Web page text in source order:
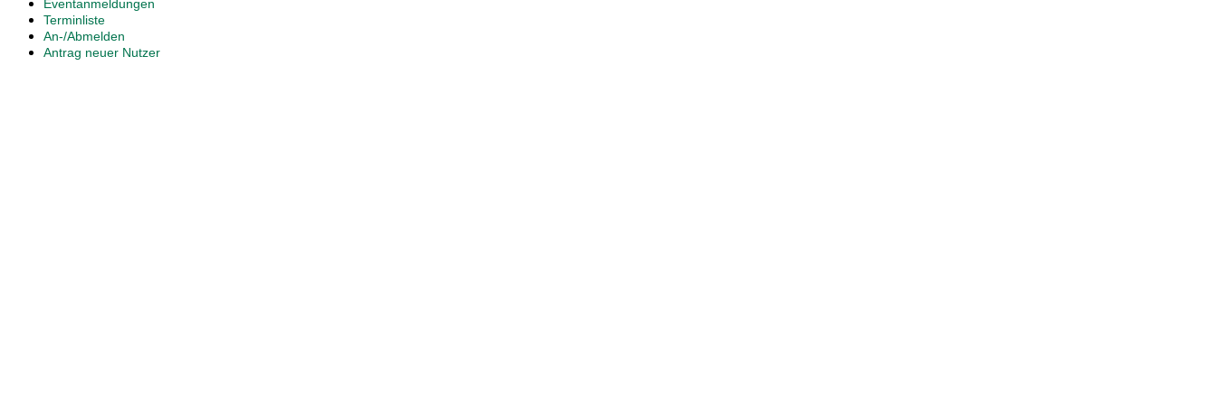
Eventanmeldungen
Terminliste
An-/Abmelden
Antrag neuer Nutzer